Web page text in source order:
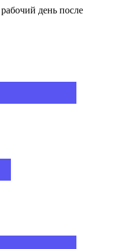
день после